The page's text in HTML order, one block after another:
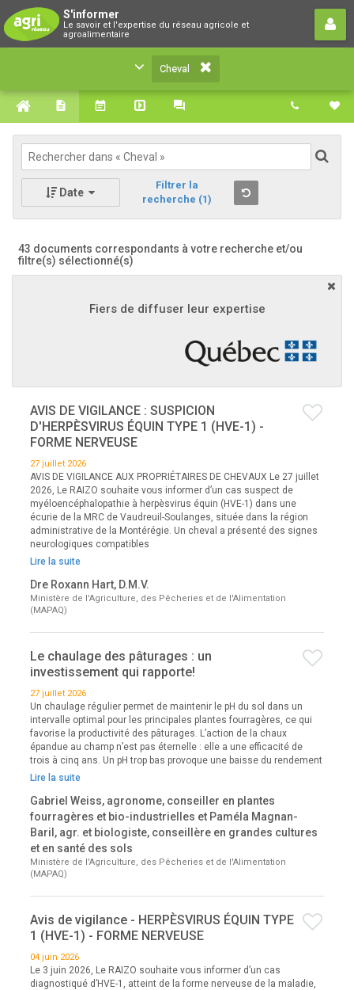
S'informer
Le savoir et l'expertise du réseau agricole et
agroalimentaire
Le savoir et l'expertise du réseau agricole et
agroalimentaire
Cheval
Date
Filtrer la
recherche (1)
43 documents correspondants à votre recherche et/ou
filtre(s) sélectionné(s)
Fiers de diffuser leur expertise
AVIS DE VIGILANCE : SUSPICION
D'HERPÈSVIRUS ÉQUIN TYPE 1 (HVE-1) -
FORME NERVEUSE
27 juillet 2026
AVIS DE VIGILANCE AUX PROPRIÉTAIRES DE CHEVAUX Le 27 juillet
2026, Le RAIZO souhaite vous informer d’un cas suspect de
myéloencéphalopathie à herpèsvirus équin (HVE-1) dans une
écurie de la MRC de Vaudreuil-Soulanges, située dans la région
administrative de la Montérégie. Un cheval a présenté des signes
neurologiques compatibles
Lire la suite
Dre Roxann Hart, D.M.V.
Ministère de l'Agriculture, des Pêcheries et de l'Alimentation
(MAPAQ)
Le chaulage des pâturages : un
investissement qui rapporte!
27 juillet 2026
Un chaulage régulier permet de maintenir le pH du sol dans un
intervalle optimal pour les principales plantes fourragères, ce qui
favorise la productivité des pâturages. L’action de la chaux
épandue au champ n’est pas éternelle : elle a une efficacité de
trois à cinq ans. Un pH trop bas provoque une baisse du rendement
Lire la suite
Gabriel Weiss, agronome, conseiller en plantes
fourragères et bio-industrielles et Paméla Magnan-
Baril, agr. et biologiste, conseillère en grandes cultures
et en santé des sols
Ministère de l'Agriculture, des Pêcheries et de l'Alimentation
(MAPAQ)
Avis de vigilance - HERPÈSVIRUS ÉQUIN TYPE
1 (HVE-1) - FORME NERVEUSE
04 juin 2026
Le 3 juin 2026, Le RAIZO souhaite vous informer d’un cas
diagnostiqué d’HVE-1, atteint de la forme nerveuse de la maladie,